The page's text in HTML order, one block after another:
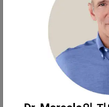
al., 2020;Jehi et al.,
2020;Rodriguez-
al., 2020a;Zhang et
대량의 보충 증거
들을 위한 MATH+
퍼지지 않았습니다